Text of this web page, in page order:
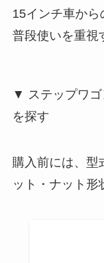
15インチ車から
普段使いを重視
▼ ステップワゴ
を探す
購入前には、型
ット・ナット形